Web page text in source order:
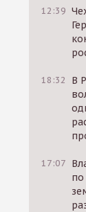
12:39
18:32
В
17:07
по